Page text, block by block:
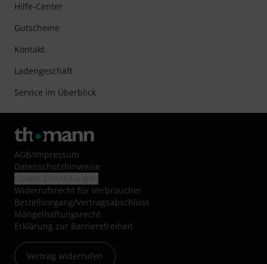
Hilfe-Center
Gutscheine
Kontakt
Ladengeschäft
Service im Überblick
AGB/Impressum
Datenschutzhinweise
Widerrufsrecht für Verbraucher
Bestellvorgang/Vertragsabschluss
Mängelhaftungsrecht
Erklärung zur Barrierefreiheit
Vertrag widerrufen